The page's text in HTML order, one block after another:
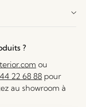
?
ou
22 68 88 pour
au showroom à